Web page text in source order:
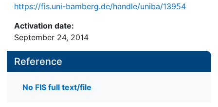
https://fis.uni-bamberg.de/handle/uniba/13954
Activation date:
September 24, 2014
Reference
No FIS full text/file